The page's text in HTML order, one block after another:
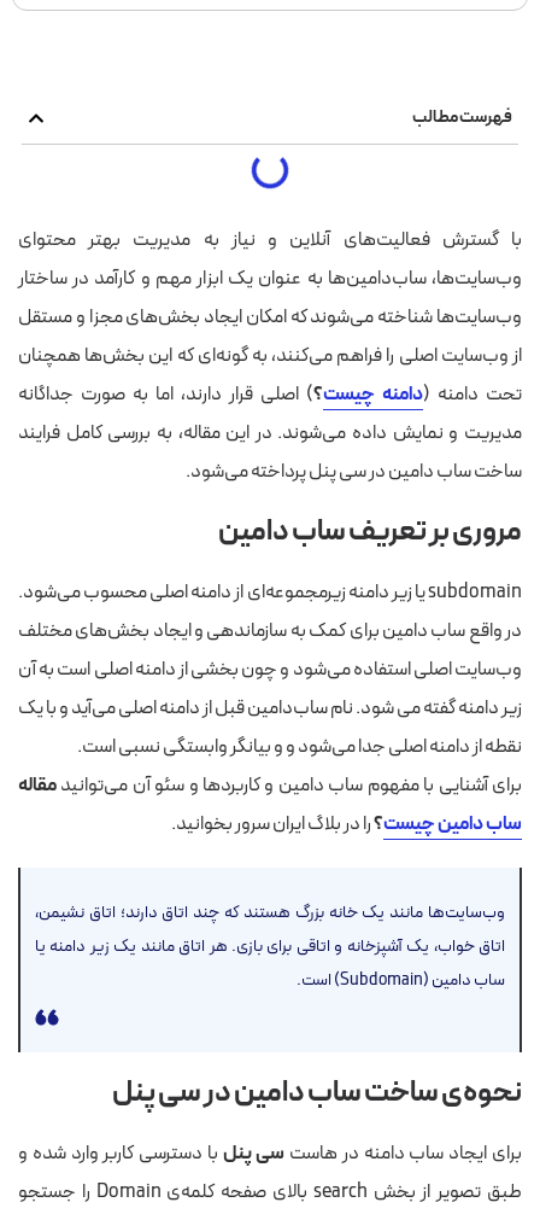
فهرست مطالب
با گسترش فعالیت‌های آنلاین و نیاز به مدیریت بهتر محتوای
وب‌سایت‌ها، ساب‌دامین‌ها به عنوان یک ابزار مهم و کارآمد در ساختار
وب‌سایت‌ها شناخته می‌شوند که امکان ایجاد بخش‌های مجزا و مستقل
از وب‌سایت اصلی را فراهم می‌کنند، به گونه‌ای که این بخش‌ها همچنان
تحت دامنه (دامنه چیست؟) اصلی قرار دارند، اما به صورت جداگانه
مدیریت و نمایش داده می‌شوند. در این مقاله، به بررسی کامل فرایند
ساخت ساب دامین در سی پنل پرداخته می‌شود.
مروری بر تعریف ساب دامین
subdomain یا زیر دامنه زیرمجموعه‌ای از دامنه اصلی محسوب می‌شود.
در واقع ساب دامین برای کمک به سازماندهی و ایجاد بخش‌های مختلف
وب‌سایت اصلی استفاده می‌شود و چون بخشی از دامنه اصلی است به آن
زیر دامنه گفته می شود. نام ساب‌دامین قبل از دامنه اصلی می‌آید و با یک
نقطه از دامنه اصلی جدا می‌شود و و بیانگر وابستگی نسبی است.
برای آشنایی با مفهوم ساب دامین و کاربردها و سئو آن می‌توانیدمقاله
ساب دامین چیست؟را در بلاگ ایران سرور بخوانید.
وب‌سایت‌ها مانند یک خانه بزرگ هستند که چند اتاق دارند؛ اتاق نشیمن،
اتاق خواب، یک آشپزخانه و اتاقی برای بازی. هر اتاق مانند یک زیر دامنه یا
ساب دامین (Subdomain) است.
نحوه‌ی ساخت ساب دامین در سی پنل
برای ایجاد ساب دامنه در هاست سی پنل با دسترسی کاربر وارد شده و
طبق تصویر از بخش search بالای صفحه کلمه‌ی Domain را جستجو